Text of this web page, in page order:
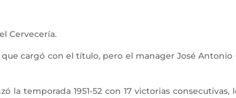
Cervecería.
cargó con el título, pero el manager José Antonio
la temporada 1951-52 con 17 victorias